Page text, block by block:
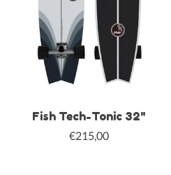
Fish Tech-Tonic 32"
€215,00